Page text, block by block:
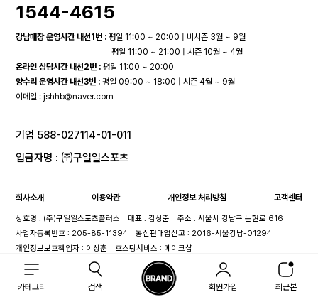
카테고리 검색 회원가입 최근본
1544-4615
강남매장 운영시간 내선1번 : 평일 11:00 ~ 20:00 | 비시즌 3월 ~ 9월
평일 11:00 ~ 21:00 | 시즌 10월 ~ 4월
온라인 상담시간 내선2번 : 평일 11:00 ~ 20:00
양수리 운영시간 내선3번 : 평일 09:00 ~ 18:00 | 시즌 4월 ~ 9월
이메일 :jshhb@naver.com
기업 588-027114-01-011
입금자명 : ㈜구일일스포츠
회사소개 이용약관 개인정보 처리방침 고객센터
상호명 : (주)구일일스포츠플러스 대표 : 김상준
주소 : 서울시 강남구 논현로 616
사업자등록번호 : 205-85-11394
통신판매업신고 : 2016-서울강남-01294
개인정보보호책임자 : 이상훈
호스팅서비스 : 메이크샵